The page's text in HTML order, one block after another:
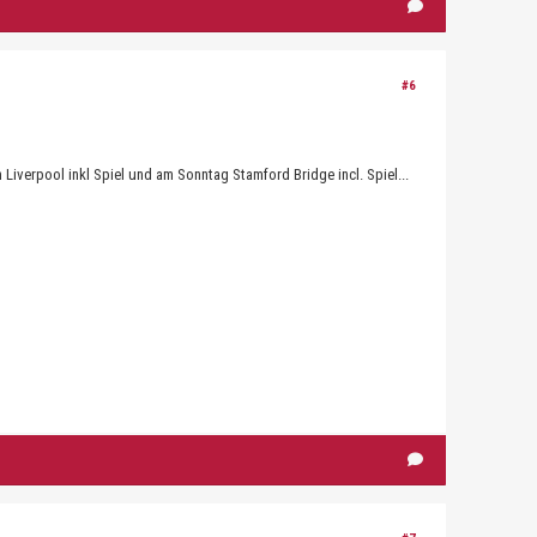
#6
inkl Spiel und am Sonntag Stamford Bridge incl. Spiel...